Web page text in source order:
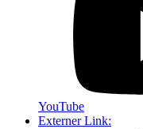
YouTube
Externer Link: